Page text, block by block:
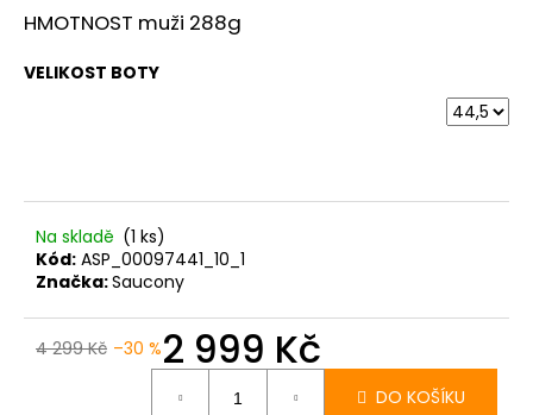
HMOTNOST muži 288g
VELIKOST BOTY
Na skladě (1 ks)
Kód: ASP_00097441_10_1
Značka:Saucony
4 299 Kč –30 %2 999 Kč
DO KOŠÍKU
m
-
4
156
Kč